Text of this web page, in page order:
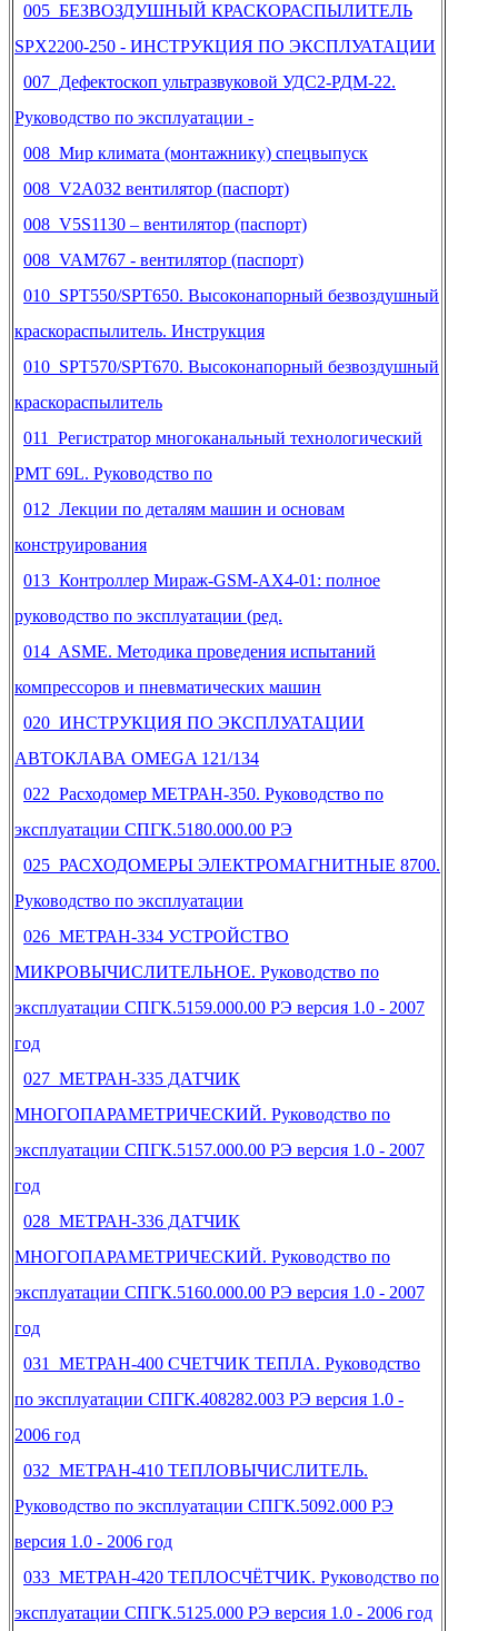
005 БЕЗВОЗДУШНЫЙ КРАСКОРАСПЫЛИТЕЛЬ
SPX2200-250 - ИНСТРУКЦИЯ ПО ЭКСПЛУАТАЦИИ
007 Дефектоскоп ультразвуковой УДС2-РДМ-22.
Руководство по эксплуатации -
008 Мир климата (монтажнику) спецвыпуск
008 V2A032 вентилятор (паспорт)
008 V5S1130 – вентилятор (паспорт)
008 VAM767 - вентилятор (паспорт)
010 SPT550/SPT650. Высоконапорный безвоздушный
краскораспылитель. Инструкция
010 SPT570/SPT670. Высоконапорный безвоздушный
краскораспылитель
011 Регистратор многоканальный технологический
РМТ 69L. Руководство по
012 Лекции по деталям машин и основам
конструирования
013 Контроллер Мираж-GSM-AX4-01: полное
руководство по эксплуатации (ред.
014 ASME. Методика проведения испытаний
компрессоров и пневматических машин
020 ИНСТРУКЦИЯ ПО ЭКСПЛУАТАЦИИ
АВТОКЛАВА OMEGA 121/134
022 Расходомер МЕТРАН-350. Руководство по
эксплуатации СПГК.5180.000.00 РЭ
025 РАСХОДОМЕРЫ ЭЛЕКТРОМАГНИТНЫЕ 8700.
Руководство по эксплуатации
026 МЕТРАН-334 УСТРОЙСТВО
МИКРОВЫЧИСЛИТЕЛЬНОЕ. Руководство по
эксплуатации СПГК.5159.000.00 РЭ версия 1.0 - 2007
год
027 МЕТРАН-335 ДАТЧИК
МНОГОПАРАМЕТРИЧЕСКИЙ. Руководство по
эксплуатации СПГК.5157.000.00 РЭ версия 1.0 - 2007
год
028 МЕТРАН-336 ДАТЧИК
МНОГОПАРАМЕТРИЧЕСКИЙ. Руководство по
эксплуатации СПГК.5160.000.00 РЭ версия 1.0 - 2007
год
031 МЕТРАН-400 СЧЕТЧИК ТЕПЛА. Руководство
по эксплуатации СПГК.408282.003 РЭ версия 1.0 -
2006 год
032 МЕТРАН-410 ТЕПЛОВЫЧИСЛИТЕЛЬ.
Руководство по эксплуатации СПГК.5092.000 РЭ
версия 1.0 - 2006 год
033 МЕТРАН-420 ТЕПЛОСЧЁТЧИК. Руководство по
эксплуатации СПГК.5125.000 РЭ версия 1.0 - 2006 год